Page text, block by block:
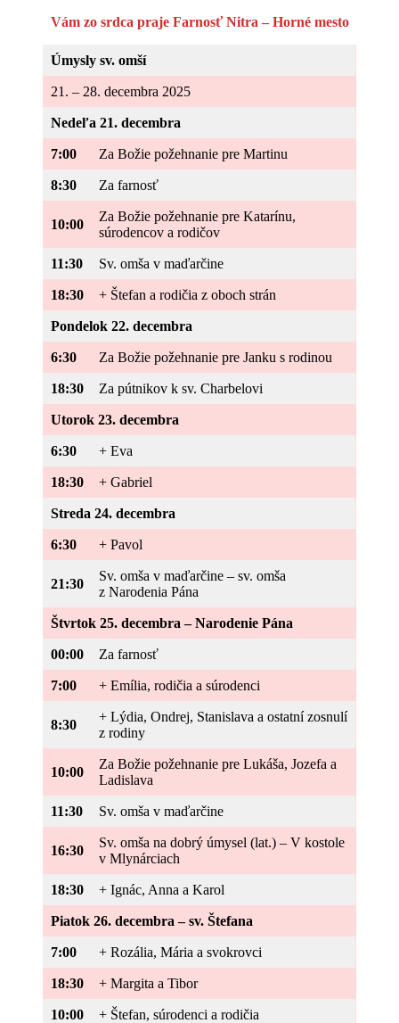
Vám zo srdca praje Farnosť Nitra – Horné mesto
Úmysly sv. omší
21. – 28. decembra 2025
Nedeľa 21. decembra
7:00 Za Božie požehnanie pre Martinu
8:30 Za farnosť
10:00
Za Božie požehnanie pre Katarínu,
súrodencov a rodičov
11:30 Sv. omša v maďarčine
18:30 + Štefan a rodičia z oboch strán
Pondelok 22. decembra
6:30 Za Božie požehnanie pre Janku s rodinou
18:30 Za pútnikov k sv. Charbelovi
Utorok 23. decembra
6:30 + Eva
18:30 + Gabriel
Streda 24. decembra
6:30 + Pavol
21:30
Sv. omša v maďarčine – sv. omša
z Narodenia Pána
Štvrtok 25. decembra – Narodenie Pána
00:00 Za farnosť
7:00 + Emília, rodičia a súrodenci
8:30
+ Lýdia, Ondrej, Stanislava a ostatní zosnulí
z rodiny
10:00
Za Božie požehnanie pre Lukáša, Jozefa a
Ladislava
11:30 Sv. omša v maďarčine
16:30
Sv. omša na dobrý úmysel (lat.) – V kostole
v Mlynárciach
18:30 + Ignác, Anna a Karol
Piatok 26. decembra – sv. Štefana
7:00 + Rozália, Mária a svokrovci
18:30 + Margita a Tibor
10:00 + Štefan, súrodenci a rodičia